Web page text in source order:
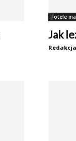
Fotele
Jak
Redakcja